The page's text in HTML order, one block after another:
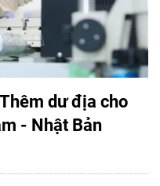
dư địa cho
- Nhật Bản